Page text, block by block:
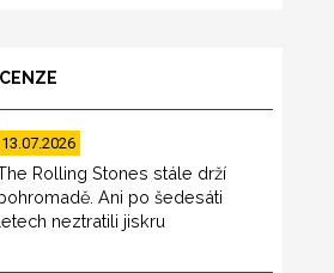
13.07.2026
Rolling Stones stále drží
Ani po šedesáti
neztratili jiskru